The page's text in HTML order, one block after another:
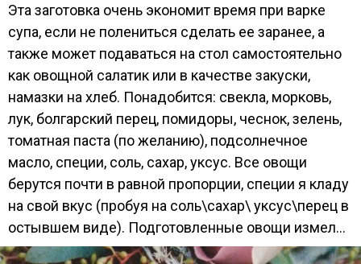
Эта заготовка очень экономит время при варке
супа, если не полениться сделать ее заранее, а
также может подаваться на стол самостоятельно
как овощной салатик или в качестве закуски,
намазки на хлеб. Понадобится: свекла, морковь,
лук, болгарский перец, помидоры, чеснок, зелень,
томатная паста (по желанию), подсолнечное
масло, специи, соль, сахар, уксус. Все овощи
берутся почти в равной пропорции, специи я кладу
на свой вкус (пробуя на соль\сахар\ уксус\перец в
остывшем виде). Подготовленные овощи измел...